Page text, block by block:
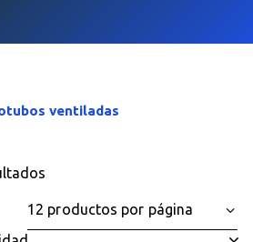
ventiladas